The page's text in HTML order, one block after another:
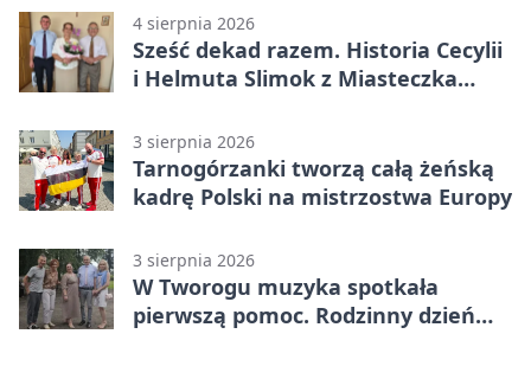
4 sierpnia 2026
Sześć dekad razem. Historia Cecylii
i Helmuta Slimok z Miasteczka
3 sierpnia 2026
Tarnogórzanki tworzą całą żeńską
kadrę Polski na mistrzostwa Europy
3 sierpnia 2026
W Tworogu muzyka spotkała
pierwszą pomoc. Rodzinny dzień